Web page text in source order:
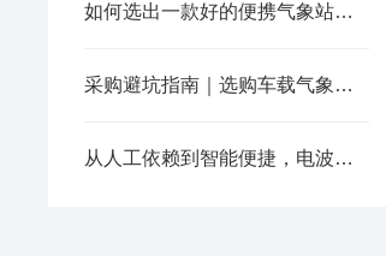
如何选出一款好的便携气象站？听我给你说
采购避坑指南｜选购车载气象站，一定要关注这6大核心指标
从人工依赖到智能便捷，电波流速仪重塑现场测速作业模式